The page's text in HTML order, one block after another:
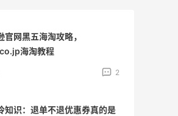
官网黑五海淘攻略，
海淘教程
2
知识：退单不退优惠券真的是